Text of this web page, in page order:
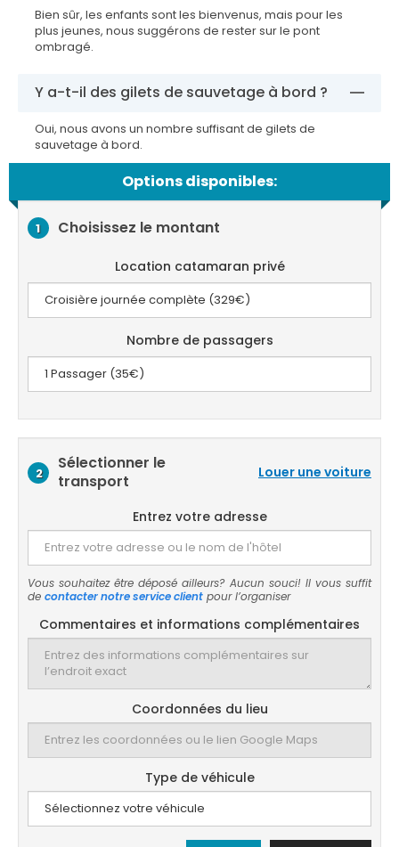
Bien sûr, les enfants sont les bienvenus, mais pour les
plus jeunes, nous suggérons de rester sur le pont
ombragé.
Y a-t-il des gilets de sauvetage à bord ?
Oui, nous avons un nombre suffisant de gilets de
sauvetage à bord.
Options disponibles:
1 Choisissez le montant
Location catamaran privé
Nombre de passagers
2
Sélectionner le
transport
Louer une voiture
Entrez votre adresse
Vous souhaitez être déposé ailleurs? Aucun souci! Il vous suffit
de contacter notre service client pour l’organiser
Commentaires et informations complémentaires
Coordonnées du lieu
Type de véhicule